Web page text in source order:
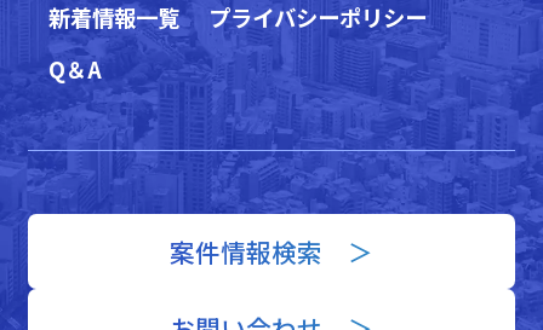
新着情報一覧
Q＆A
プライバシーポリシー
案件情報検索 ＞